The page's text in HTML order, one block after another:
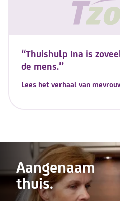
“Thuishulp Ina is
de mens.”
Lees het verhaal van
Aangenaam
thuis.